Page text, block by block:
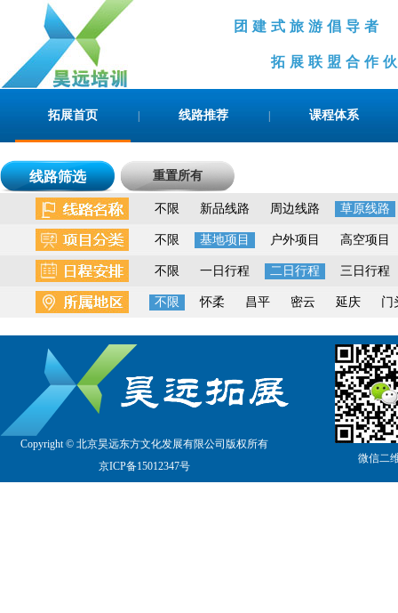
团建式旅游倡导
拓展联盟合作伙
拓展首页 线路推荐 课程体系
线路筛选 重置所有
不限 新品线路 周边线路 草原线路
不限 基地项目 户外项目 高空项目
不限 一日行程 二日行程 三日行程
不限 怀柔 昌平 密云 延庆 门
Copyright © 北京昊远东方文化发展有限公司版权所有
京ICP备15012347号
微信二